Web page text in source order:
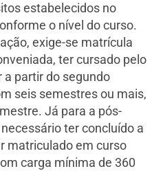
estabelecidos no
o nível do curso.
exige-se matrícula
ter cursado pelo
a partir do segundo
seis semestres ou mais,
Já para a pós-
ter concluído a
matriculado em curso
carga mínima de 360